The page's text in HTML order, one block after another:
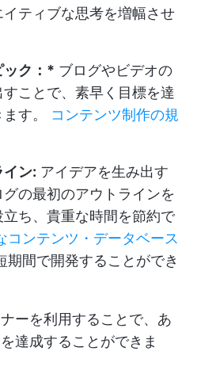
イティブな思考を増幅させ
ック：* ブログやビデオの
ことで、素早く目標を達
す。 コンテンツ制作の規
イン: アイデアを生み出す
の最初のアウトラインを
ち、貴重な時間を節約で
コンテンツ・データベース
期間で開発することができ
ーを利用することで、あ
達成することができま